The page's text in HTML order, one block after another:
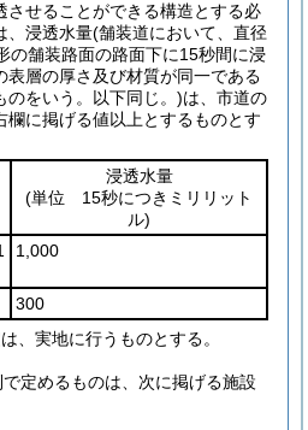
させることができる構造とする必
、浸透水量(舗装道において、直径
の舗装路面の路面下に15秒間に浸
表層の厚さ及び材質が同一である
のをいう。以下同じ。)は、市道の
欄に掲げる値以上とするものとす
浸透水量
(単位 15秒につきミリリット
ル)
1,000
300
、実地に行うものとする。
定めるものは、次に掲げる施設